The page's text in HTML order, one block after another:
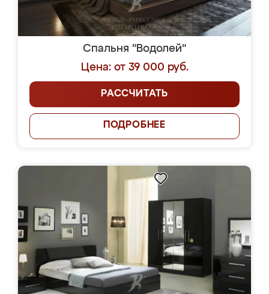
Спальня "Водолей"
Цена: от 39 000 руб.
РАССЧИТАТЬ
ПОДРОБНЕЕ